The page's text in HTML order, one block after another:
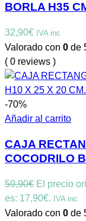
BORLA H35
32,90€ IVA inc
Valorado con 0 de
( 0 reviews )
-70%
Añadir al carrito
CAJA
COCODRILO
59,90€ El precio
es: 17,90€. IVA inc
Valorado con 0 de